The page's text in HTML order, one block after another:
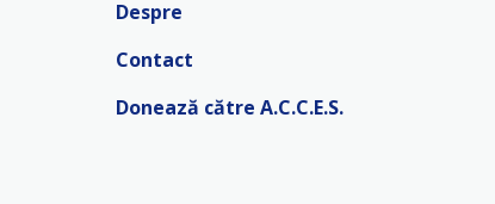
Despre
Contact
Donează către A.C.C.E.S.